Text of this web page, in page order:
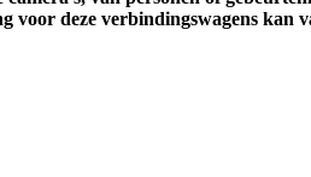
deze verbindingswagens kan